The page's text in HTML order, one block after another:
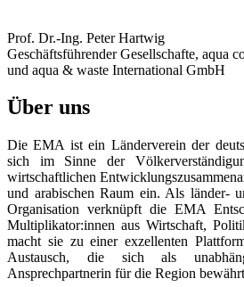
Prof. Dr.-Ing. Peter Hartwig
Geschäftsführender Gesellschafte, aqua
und aqua & waste International GmbH
Über uns
Die EMA ist ein Länderverein der
sich im Sinne der
wirtschaftlichen
und arabischen Raum ein. Als länder-
Organisation verknüpft die EMA
Multiplikator:innen aus Wirtschaft,
macht sie zu einer exzellenten
Austausch, die sich als
Ansprechpartnerin für die Region